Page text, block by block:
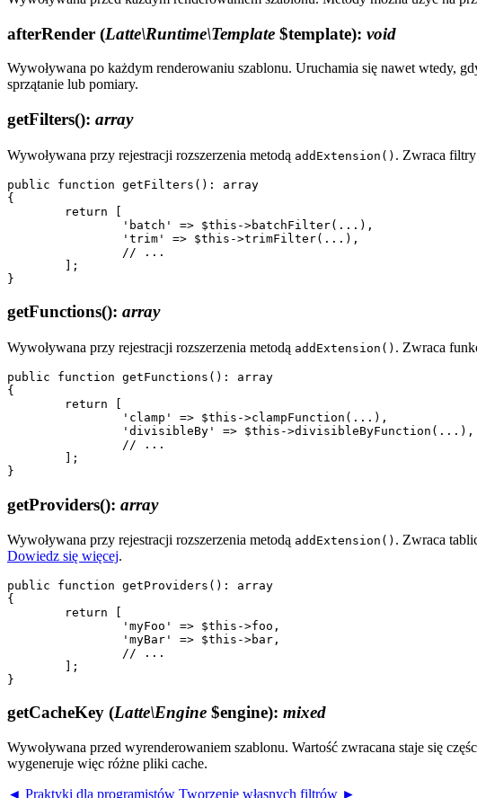
afterRender (Latte\Runtime\Template $template): void
Wywoływana po każdym renderowaniu szablonu. Uruchamia się nawet wtedy,
sprzątanie lub pomiary.
getFilters(): array
Wywoływana przy rejestracji rozszerzenia metodą addExtension() . Zwraca
public function getFilters(): array
{
getFunctions(): array
Wywoływana przy rejestracji rozszerzenia metodą addExtension() . Zwraca
public function getFunctions(): array
{
getProviders(): array
Wywoływana przy rejestracji rozszerzenia metodą addExtension() . Zwraca
Dowiedz się więcej.
public function getProviders(): array
{
getCacheKey (Latte\Engine $engine): mixed
Wywoływana przed wyrenderowaniem szablonu. Wartość zwracana staje się
wygeneruje więc różne pliki cache.
◄ Praktyki dla programistów Tworzenie własnych filtrów ►